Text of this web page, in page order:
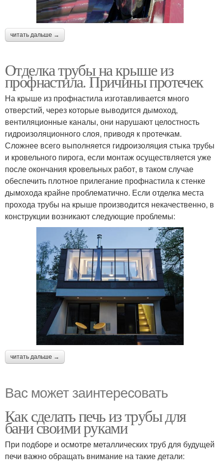
читать дальше →
Отделка трубы на крыше из
профнастила. Причины протечек
На крыше из профнастила изготавливается много
отверстий, через которые выводится дымоход,
вентиляционные каналы, они нарушают целостность
гидроизоляционного слоя, приводя к протечкам.
Сложнее всего выполняется гидроизоляция стыка трубы
и кровельного пирога, если монтаж осуществляется уже
после окончания кровельных работ, в таком случае
обеспечить плотное прилегание профнастила к стенке
дымохода крайне проблематично. Если отделка места
прохода трубы на крыше производится некачественно, в
конструкции возникают следующие проблемы:
читать дальше →
Вас может заинтересовать
Как сделать печь из трубы для
бани своими руками
При подборе и осмотре металлических труб для будущей
печи важно обращать внимание на такие детали: